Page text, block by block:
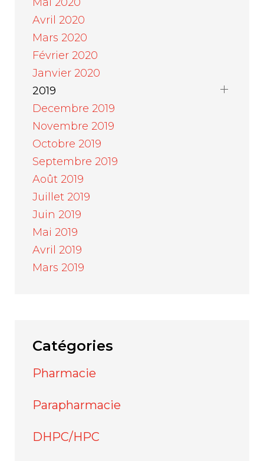
Avril 2020
Mars 2020
Février 2020
Janvier 2020
2019
Decembre 2019
Novembre 2019
Octobre 2019
Septembre 2019
Août 2019
Juillet 2019
Juin 2019
Mai 2019
Avril 2019
Mars 2019
Catégories
Pharmacie
Parapharmacie
DHPC/HPC